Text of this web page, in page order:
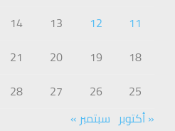
11
12
13
14
18
19
20
21
25
26
27
28
« أكتوبر سبتمبر »